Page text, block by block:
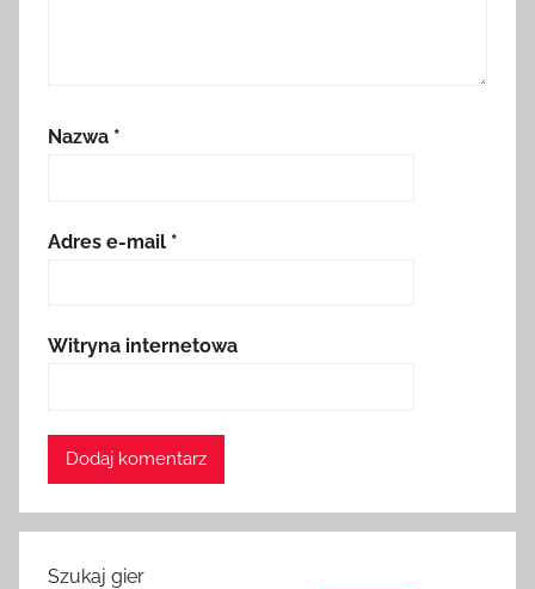
Nazwa *
Adres e-mail *
Witryna internetowa
Szukaj gier